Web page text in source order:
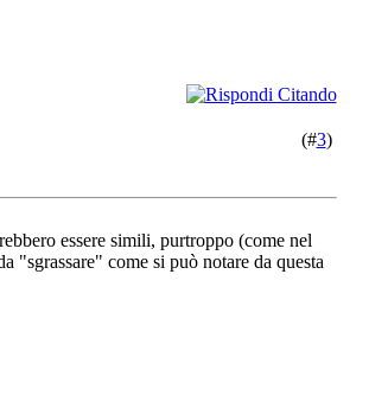
(#3)
essere simili, purtroppo (come nel
"sgrassare" come si può notare da questa